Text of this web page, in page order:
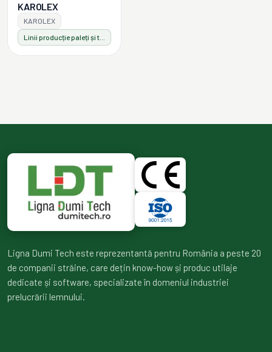
KAROLEX
KAROLEX
Ligna Dumi Tech este reprezentantă pentru România a peste 20
de companii străine, care dețin know-how și produc utilaje
dedicate și software, specializate în domeniul industriei
prelucrării lemnului.